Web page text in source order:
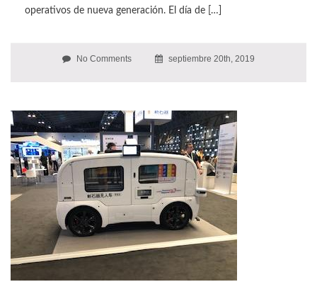
operativos de nueva generación. El día de […]
No Comments septiembre 20th, 2019